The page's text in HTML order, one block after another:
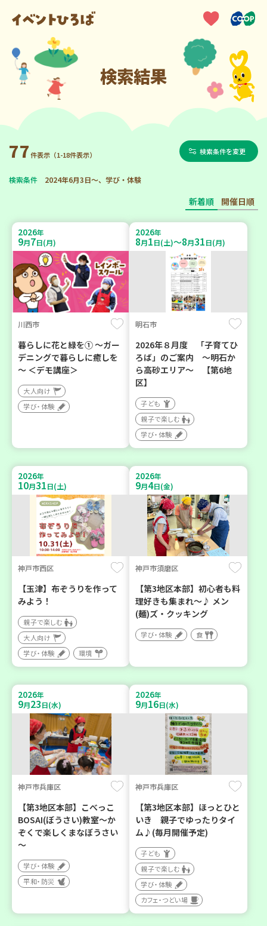
検索結果
77件表示（1-18件表示） 検索条件を変更
検索条件 2024年6月3日～、学び・体験
新着順 開催日順
2026年
9月7日(月)
川西市
暮らしに花と緑を① ～ガー
デニングで暮らしに癒しを
～ ＜デモ講座＞
大人向け
学び・体験
2026年
8月1日(土)～8月31日(月)
明石市
2026年８月度 「子育てひ
ろば」のご案内 ～明石か
ら高砂エリア～ 【第6地
区】
子ども
親子で楽しむ
学び・体験
2026年
10月31日(土)
神戸市西区
【玉津】布ぞうりを作って
みよう！
親子で楽しむ
大人向け
学び・体験
環境
2026年
9月4日(金)
神戸市須磨区
【第3地区本部】初心者も料
理好きも集まれ～♪ メン
(麺)ズ・クッキング
学び・体験 食
2026年
9月23日(水)
神戸市兵庫区
【第3地区本部】こべっこ
BOSAI(ぼうさい)教室～か
ぞくで楽しくまなぼうさい
～
学び・体験
平和・防災
2026年
9月16日(水)
神戸市兵庫区
【第3地区本部】ほっとひと
いき 親子でゆったりタイ
ム♪(毎月開催予定)
子ども
親子で楽しむ
学び・体験
カフェ・つどい場